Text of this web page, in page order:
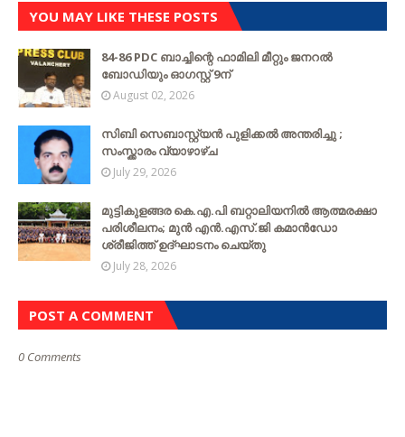
YOU MAY LIKE THESE POSTS
84-86 PDC ബാച്ചിന്റെ ഫാമിലി മീറ്റും ജനറൽ
ബോഡിയും ഓഗസ്റ്റ് 9ന്
August 02, 2026
സിബി സെബാസ്റ്റ്യന്‍ പുളിക്കല്‍ അന്തരിച്ചു ;
സംസ്ക്കാരം വ്യാഴാഴ്ച
July 29, 2026
മുട്ടികുളങ്ങര കെ.എ.പി ബറ്റാലിയനിൽ ആത്മരക്ഷാ
പരിശീലനം; മുൻ എൻ.എസ്.ജി കമാൻഡോ
ശ്രീജിത്ത് ഉദ്ഘാടനം ചെയ്തു
July 28, 2026
POST A COMMENT
0 Comments